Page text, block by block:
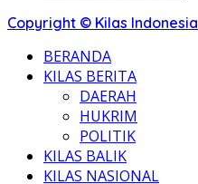
Copyright © Kilas Indonesia
BERANDA
KILAS BERITA
DAERAH
HUKRIM
POLITIK
KILAS BALIK
KILAS NASIONAL